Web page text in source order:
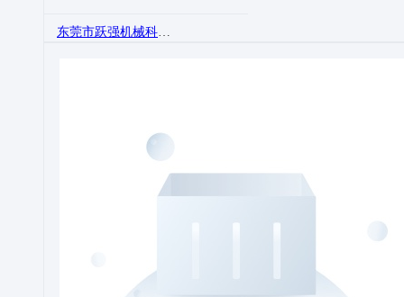
东莞市跃强机械科技有限公司